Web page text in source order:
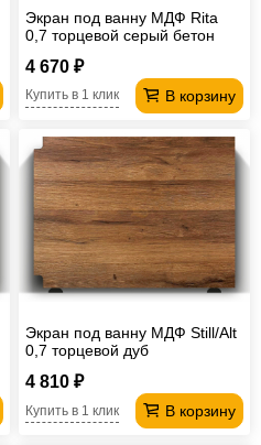
Экран под ванну МДФ Rita
0,7 торцевой серый бетон
4 670 ₽
В корзину
Купить в 1 клик
Экран под ванну МДФ Still/Alt
0,7 торцевой дуб
4 810 ₽
В корзину
Купить в 1 клик